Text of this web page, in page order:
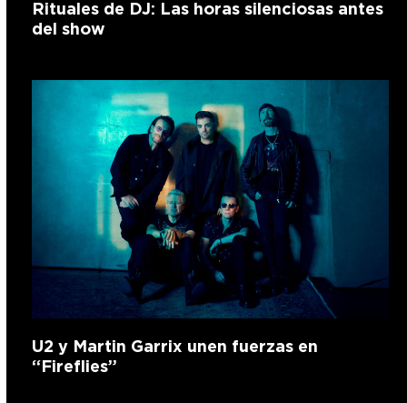
Rituales de DJ: Las horas silenciosas antes
del show
U2 y Martin Garrix unen fuerzas en
“Fireflies”